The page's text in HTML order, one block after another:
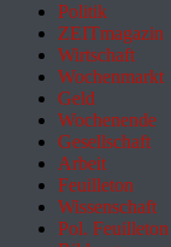
Politik
ZEITmagazin
Wirtschaft
Wochenmarkt
Geld
Wochenende
Gesellschaft
Arbeit
Feuilleton
Wissenschaft
Pol. Feuilleton